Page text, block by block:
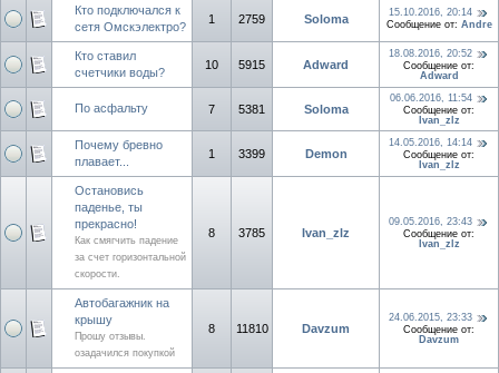
Кто подключался к
сетя Омскэлектро?
1 2759 Soloma
15.10.2016, 20:14
Сообщение от: Andre
Кто ставил
счетчики воды?
10 5915 Adward
18.08.2016, 20:52
Сообщение от:
Adward
По асфальту 7 5381 Soloma
06.06.2016, 11:54
Сообщение от:
Ivan_zlz
Почему бревно
плавает...
1 3399 Demon
14.05.2016, 14:14
Сообщение от:
Ivan_zlz
Остановись
паденье, ты
прекрасно!
Как смягчить падение
за счет горизонтальной
скорости.
8 3785 Ivan_zlz
09.05.2016, 23:43
Сообщение от:
Ivan_zlz
Автобагажник на
крышу
Прошу отзывы.
озадачился покупкой
8 11810 Davzum
24.06.2015, 23:33
Сообщение от:
Davzum